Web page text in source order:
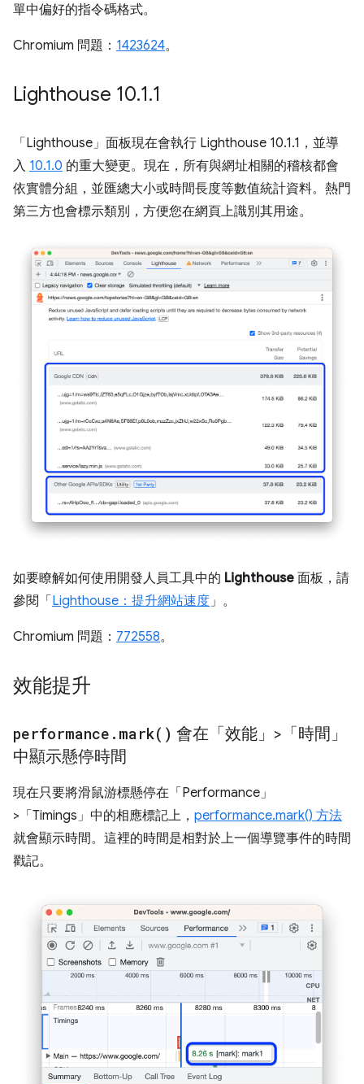
單中偏好的指令碼格式。
Chromium 問題： 1423624。
Lighthouse 10.1.1
「Lighthouse」 面板現在會執行 Lighthouse 10.1.1，並導
入 10.1.0 的重大變更。現在，所有與網址相關的稽核都會
依實體分組，並匯總大小或時間長度等數值統計資料。熱門
第三方也會標示類別，方便您在網頁上識別其用途。
如要瞭解如何使用開發人員工具中的 Lighthouse 面板，請
參閱「 Lighthouse：提升網站速度」。
Chromium 問題： 772558。
效能提升
performance . mark( ) 會在「效能」>「時間」
中顯示懸停時間
現在只要將滑鼠游標懸停在「Performance」
>「Timings」 中的相應標記上， performance.mark() 方法
就會顯示時間。這裡的時間是相對於上一個導覽事件的時間
戳記。